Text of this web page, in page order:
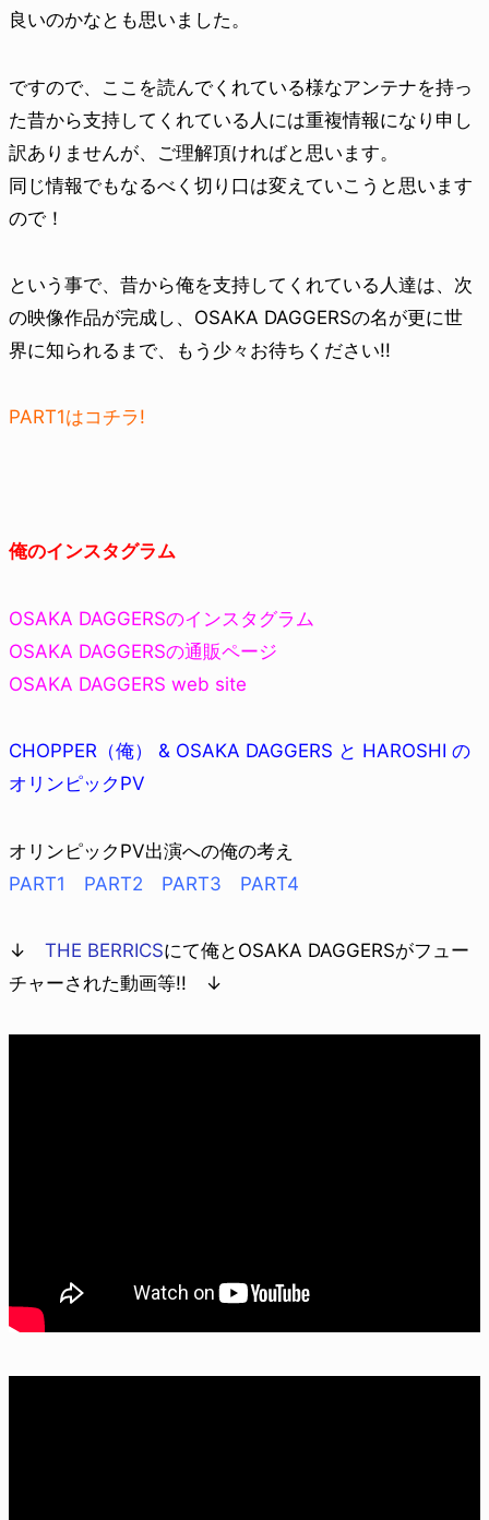
良いのかなとも思いました。
ですので、ここを読んでくれている様なアンテナを持っ
た昔から支持してくれている人には重複情報になり申し
訳ありませんが、ご理解頂ければと思います。
同じ情報でもなるべく切り口は変えていこうと思います
ので！
という事で、昔から俺を支持してくれている人達は、次
の映像作品が完成し、OSAKA DAGGERSの名が更に世
界に知られるまで、もう少々お待ちください!!
PART1はコチラ!
俺のインスタグラム
OSAKA DAGGERSのインスタグラム
OSAKA DAGGERSの通販ページ
OSAKA DAGGERS web site
CHOPPER（俺） & OSAKA DAGGERS と HAROSHI の
オリンピックPV
オリンピックPV出演への俺の考え
PART1
PART2 PART3 PART4
↓ THE BERRICSにて俺とOSAKA DAGGERSがフュー
チャーされた動画等!! ↓